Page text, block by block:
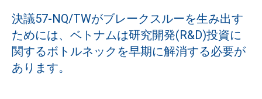
決議57-NQ/TWがブレークスルーを生み出す
ためには、ベトナムは研究開発(R&D)投資に
関するボトルネックを早期に解消する必要が
あります。